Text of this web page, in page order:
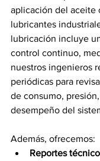
aplicación del aceite
lubricantes
lubricación incluye
control continuo,
nuestros ingenieros
periódicas para
de consumo,
desempeño del
Además, ofrecemos:
Reportes